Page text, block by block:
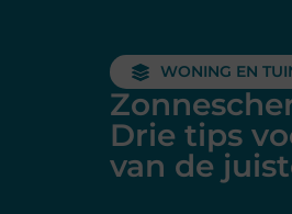
WONING EN
Drie tips
van de